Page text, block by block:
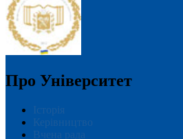
Про Університет
Історія
Керівництво
Вчена рада